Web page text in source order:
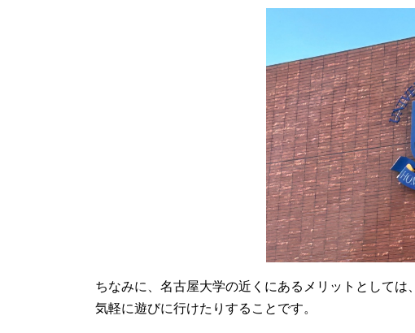
ちなみに、名古屋大学の近くにあるメリットとしては、
気軽に遊びに行けたりすることです。